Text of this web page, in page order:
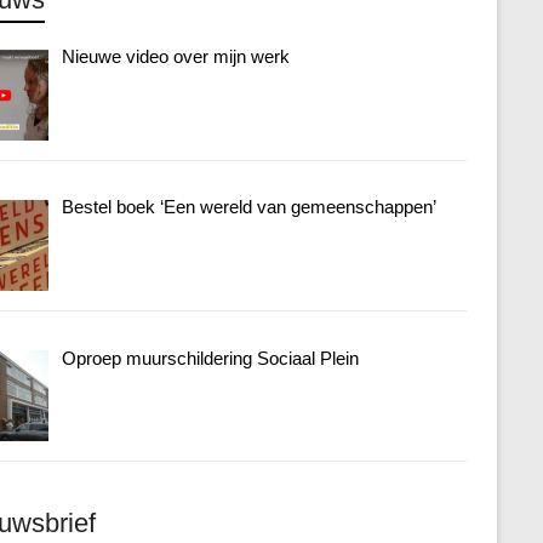
Nieuwe video over mijn werk
Bestel boek ‘Een wereld van gemeenschappen’
Oproep muurschildering Sociaal Plein